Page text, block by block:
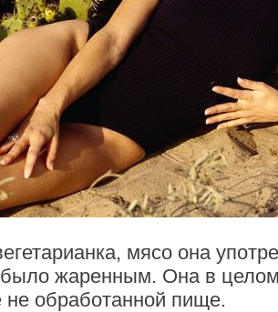
мясо она
жаренным. Она в целом
не обработанной пище.